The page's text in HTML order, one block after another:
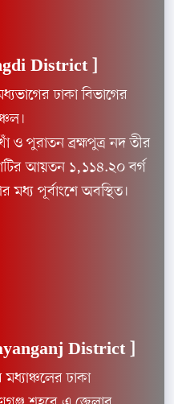
District ]
ঢাকা বিভাগের
ও পুরাতন ব্রহ্মপুত্র নদ তীর
আয়তন ১,১১৪.২০ বর্গ
মধ্য পূর্বাংশে অবস্থিত।
District ]
ঢাকা